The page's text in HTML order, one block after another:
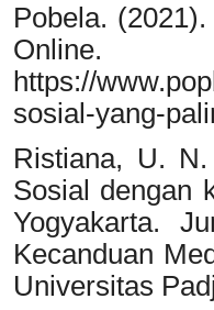
Pobela.
https://
sosial-yang-
Ristiana, U.
Sosial dengan
Yogyakarta.
Kecanduan
Universitas